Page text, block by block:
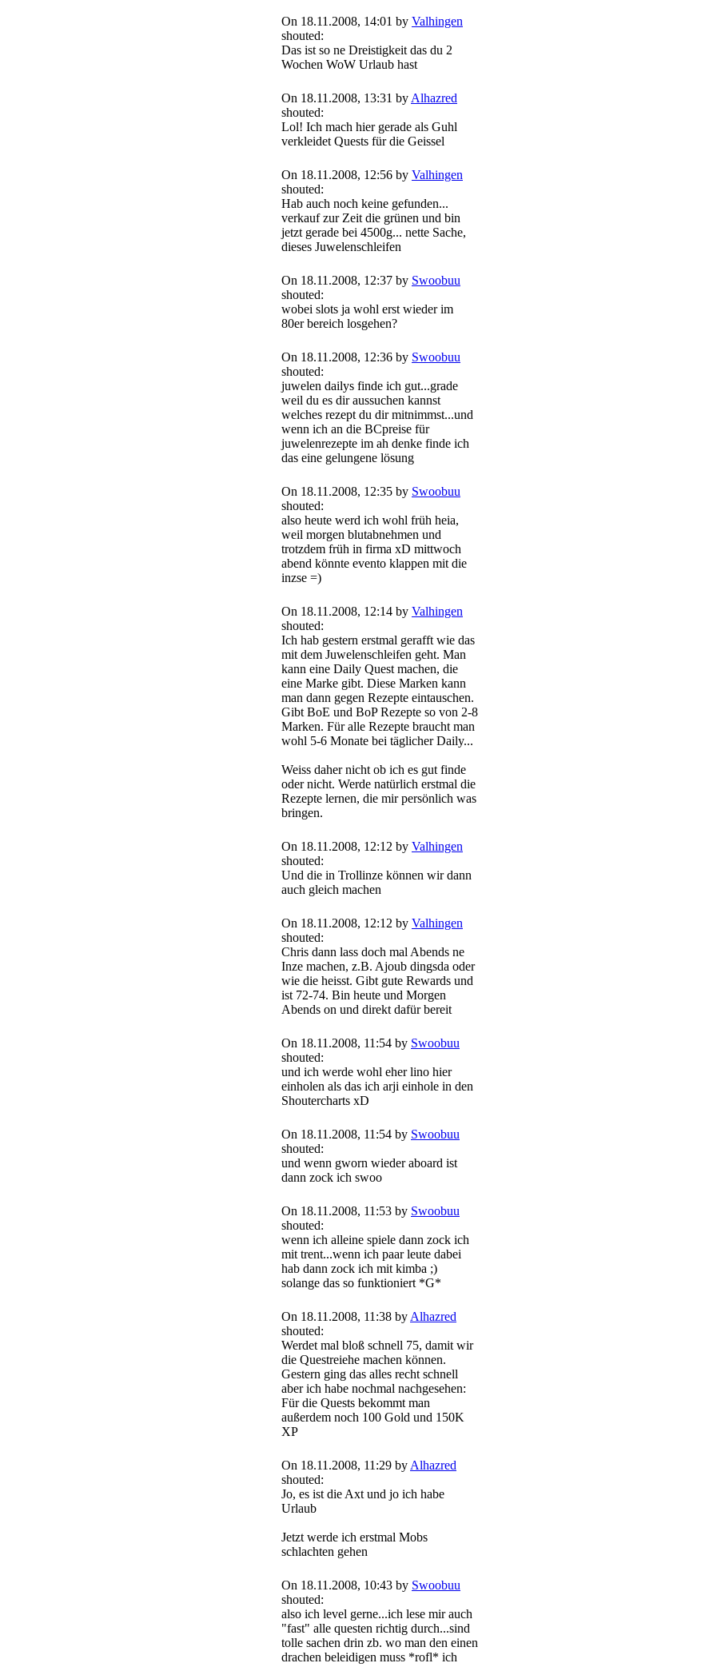
On 18.11.2008, 14:01 by Valhingen
shouted:
Das ist so ne Dreistigkeit das du 2
Wochen WoW Urlaub hast
On 18.11.2008, 13:31 by Alhazred
shouted:
Lol! Ich mach hier gerade als Guhl
verkleidet Quests für die Geissel
On 18.11.2008, 12:56 by Valhingen
shouted:
Hab auch noch keine gefunden...
verkauf zur Zeit die grünen und bin
jetzt gerade bei 4500g... nette Sache,
dieses Juwelenschleifen
On 18.11.2008, 12:37 by Swoobuu
shouted:
wobei slots ja wohl erst wieder im
80er bereich losgehen?
On 18.11.2008, 12:36 by Swoobuu
shouted:
juwelen dailys finde ich gut...grade
weil du es dir aussuchen kannst
welches rezept du dir mitnimmst...und
wenn ich an die BCpreise für
juwelenrezepte im ah denke finde ich
das eine gelungene lösung
On 18.11.2008, 12:35 by Swoobuu
shouted:
also heute werd ich wohl früh heia,
weil morgen blutabnehmen und
trotzdem früh in firma xD mittwoch
abend könnte evento klappen mit die
inzse =)
On 18.11.2008, 12:14 by Valhingen
shouted:
Ich hab gestern erstmal gerafft wie das
mit dem Juwelenschleifen geht. Man
kann eine Daily Quest machen, die
eine Marke gibt. Diese Marken kann
man dann gegen Rezepte eintauschen.
Gibt BoE und BoP Rezepte so von 2-8
Marken. Für alle Rezepte braucht man
wohl 5-6 Monate bei täglicher Daily...
Weiss daher nicht ob ich es gut finde
oder nicht. Werde natürlich erstmal die
Rezepte lernen, die mir persönlich was
bringen.
On 18.11.2008, 12:12 by Valhingen
shouted:
Und die in Trollinze können wir dann
auch gleich machen
On 18.11.2008, 12:12 by Valhingen
shouted:
Chris dann lass doch mal Abends ne
Inze machen, z.B. Ajoub dingsda oder
wie die heisst. Gibt gute Rewards und
ist 72-74. Bin heute und Morgen
Abends on und direkt dafür bereit
On 18.11.2008, 11:54 by Swoobuu
shouted:
und ich werde wohl eher lino hier
einholen als das ich arji einhole in den
Shoutercharts xD
On 18.11.2008, 11:54 by Swoobuu
shouted:
und wenn gworn wieder aboard ist
dann zock ich swoo
On 18.11.2008, 11:53 by Swoobuu
shouted:
wenn ich alleine spiele dann zock ich
mit trent...wenn ich paar leute dabei
hab dann zock ich mit kimba ;)
solange das so funktioniert *G*
On 18.11.2008, 11:38 by Alhazred
shouted:
Werdet mal bloß schnell 75, damit wir
die Questreiehe machen können.
Gestern ging das alles recht schnell
aber ich habe nochmal nachgesehen:
Für die Quests bekommt man
außerdem noch 100 Gold und 150K
XP
On 18.11.2008, 11:29 by Alhazred
shouted:
Jo, es ist die Axt und jo ich habe
Urlaub
Jetzt werde ich erstmal Mobs
schlachten gehen
On 18.11.2008, 10:43 by Swoobuu
shouted:
also ich level gerne...ich lese mir auch
"fast" alle questen richtig durch...sind
tolle sachen drin zb. wo man den einen
drachen beleidigen muss *rofl* ich